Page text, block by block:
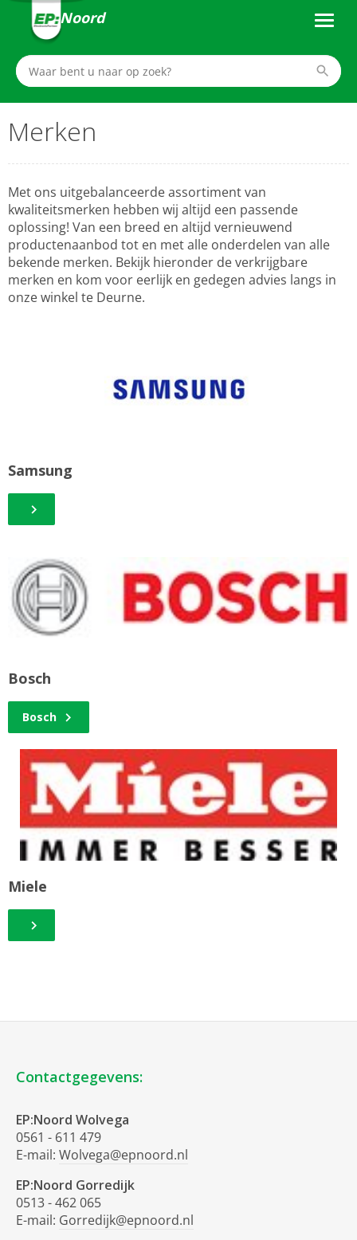
Noord
Merken
Met ons uitgebalanceerde assortiment van
kwaliteitsmerken hebben wij altijd een passende
oplossing! Van een breed en altijd vernieuwend
productenaanbod tot en met alle onderdelen van alle
bekende merken. Bekijk hieronder de verkrijgbare
merken en kom voor eerlijk en gedegen advies langs in
onze winkel te Deurne.
Samsung
Bosch
Bosch
Miele
Contactgegevens:
EP:Noord Wolvega
0561 - 611 479
E-mail: Wolvega@epnoord.nl
EP:Noord Gorredijk
0513 - 462 065
E-mail: Gorredijk@epnoord.nl